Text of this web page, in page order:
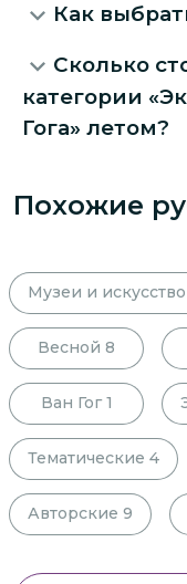
Как
Сколько
категории
Гога» летом?
Похожие
Музеи и искусство
Весной 8
Ван Гог 1
Тематические 4
Авторские 9